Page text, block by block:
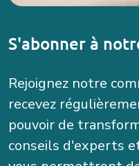
S'abonner à
Rejoignez notre
recevez
pouvoir de
conseils d'experts